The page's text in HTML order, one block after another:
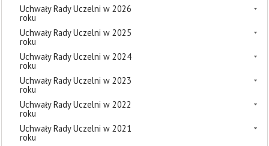
Uchwały Rady Uczelni w 2026
roku
Uchwały Rady Uczelni w 2025
roku
Uchwały Rady Uczelni w 2024
roku
Uchwały Rady Uczelni w 2023
roku
Uchwały Rady Uczelni w 2022
roku
Uchwały Rady Uczelni w 2021
roku